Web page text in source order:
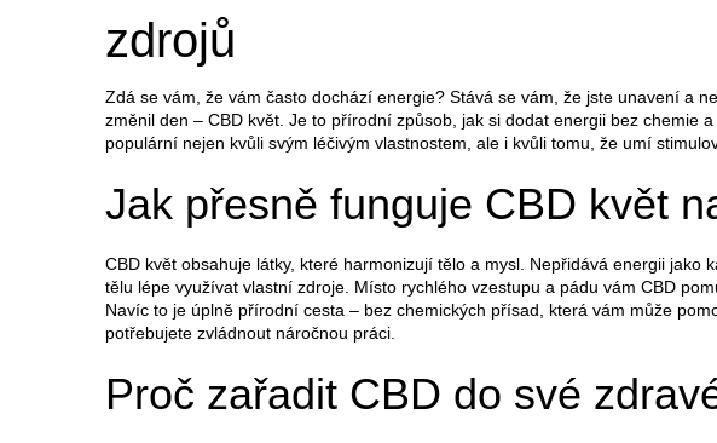
zdrojů
Zdá se vám, že vám často dochází energie? Stává se vám, že jste unavení a
změnil den – CBD květ. Je to přírodní způsob, jak si dodat energii bez chemie
populární nejen kvůli svým léčivým vlastnostem, ale i kvůli tomu, že umí
Jak přesně funguje CBD květ
CBD květ obsahuje látky, které harmonizují tělo a mysl. Nepřidává energii jako
tělu lépe využívat vlastní zdroje. Místo rychlého vzestupu a pádu vám CBD
Navíc to je úplně přírodní cesta – bez chemických přísad, která vám může
potřebujete zvládnout náročnou práci.
Proč zařadit CBD do své